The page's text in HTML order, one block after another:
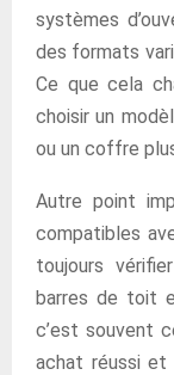
systèmes
des formats
Ce que cela
choisir un
ou un coffre
Autre point
compatibles
toujours
barres de toit
c’est souvent
achat réussi et